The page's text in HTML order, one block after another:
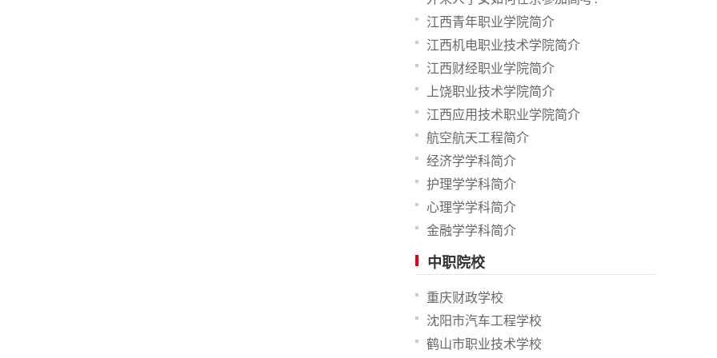
江西青年职业学院简介
江西机电职业技术学院简介
江西财经职业学院简介
上饶职业技术学院简介
江西应用技术职业学院简介
航空航天工程简介
经济学学科简介
护理学学科简介
心理学学科简介
金融学学科简介
中职院校
重庆财政学校
沈阳市汽车工程学校
鹤山市职业技术学校